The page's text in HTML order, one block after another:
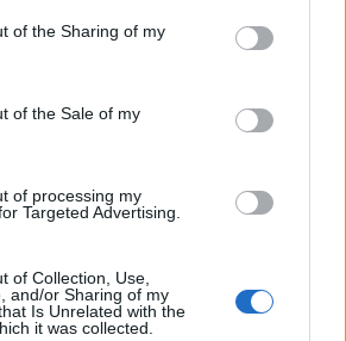
of the Sharing of my
of the Sale of my
of processing my
Targeted Advertising.
of Collection, Use,
and/or Sharing of my
Is Unrelated with the
it was collected.
natalità in Italia sia un altro
emblematico, del
e assistenziale
vigente in
ha fallito, come lo Stato
in Italia in modo strutturale
e non servono “bonus”.